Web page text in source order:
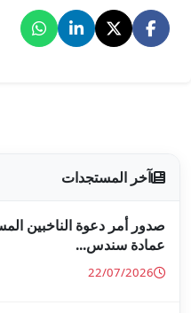
بالدائرة الانتخابية المحلية